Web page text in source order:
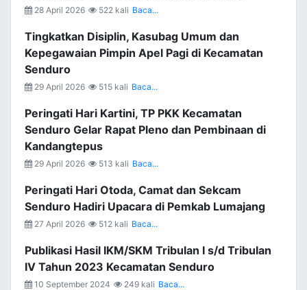
28 April 2026 522 kali Baca...
Tingkatkan Disiplin, Kasubag Umum dan
Kepegawaian Pimpin Apel Pagi di Kecamatan
Senduro
29 April 2026 515 kali Baca...
Peringati Hari Kartini, TP PKK Kecamatan
Senduro Gelar Rapat Pleno dan Pembinaan di
Kandangtepus
29 April 2026 513 kali Baca...
Peringati Hari Otoda, Camat dan Sekcam
Senduro Hadiri Upacara di Pemkab Lumajang
27 April 2026 512 kali Baca...
Publikasi Hasil IKM/SKM Tribulan I s/d Tribulan
IV Tahun 2023 Kecamatan Senduro
10 September 2024 249 kali Baca...